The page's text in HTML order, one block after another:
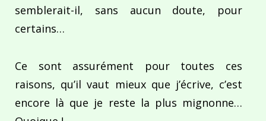
semblerait-il, sans aucun doute, pour
certains…
Ce sont assurément pour toutes ces
raisons, qu’il vaut mieux que j’écrive, c’est
encore là que je reste la plus mignonne…